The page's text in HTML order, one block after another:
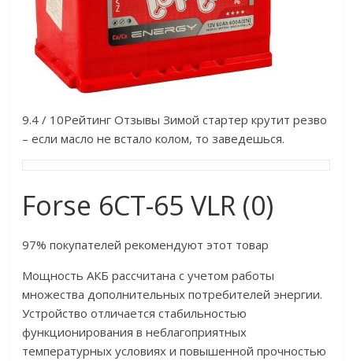
9.4 / 10Рейтинг Отзывы Зимой стартер крутит резво
– если масло не встало колом, то заведешься.
Forse 6СТ-65 VLR (0)
97% покупателей рекомендуют этот товар
Мощность АКБ рассчитана с учетом работы
множества дополнительных потребителей энергии.
Устройство отличается стабильностью
функционирования в неблагоприятных
температурных условиях и повышенной прочностью